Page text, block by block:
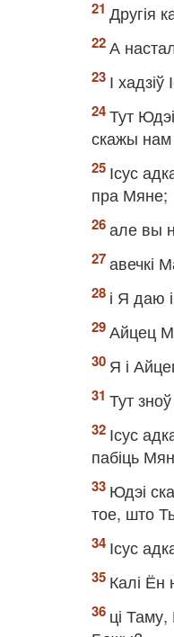
Другія
А
І
Тут
скажы
Ісус
пра Мяне;
але вы
авечкі
і Я даю
Айцец
Я і
Тут
Ісус
пабіць
Юдэі
тое, што
Ісус
Калі Ён
ці